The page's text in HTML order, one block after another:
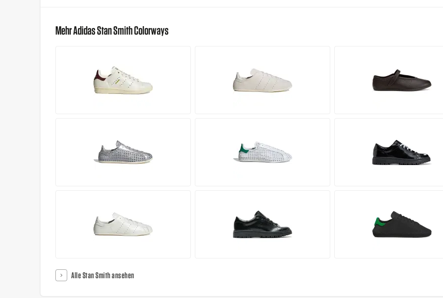
Mehr Adidas Stan Smith Colorways
Alle Stan Smith ansehen